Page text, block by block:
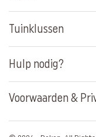
Tuinklussen
Hulp nodig?
Voorwaarden &